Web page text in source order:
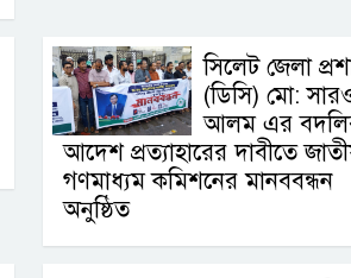
সিলেট জেলা
(ডিসি) মো:
আলম এর
আদেশ প্রত্যাহারের দাবীতে
গণমাধ্যম কমিশনের মানববন্ধন
অনুষ্ঠিত